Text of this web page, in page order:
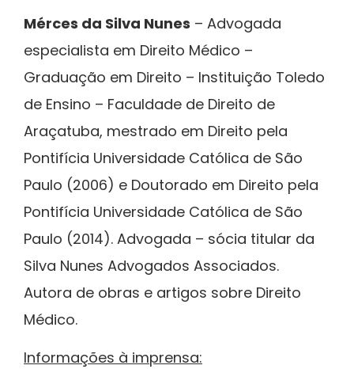
Mérces da Silva Nunes – Advogada
especialista em Direito Médico –
Graduação em Direito – Instituição Toledo
de Ensino – Faculdade de Direito de
Araçatuba, mestrado em Direito pela
Pontifícia Universidade Católica de São
Paulo (2006) e Doutorado em Direito pela
Pontifícia Universidade Católica de São
Paulo (2014). Advogada – sócia titular da
Silva Nunes Advogados Associados.
Autora de obras e artigos sobre Direito
Médico.
Informações à imprensa: